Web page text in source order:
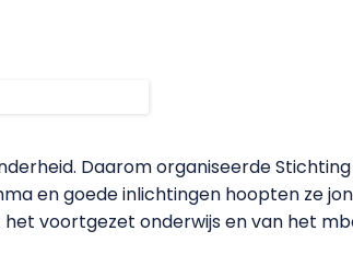
Daarom organiseerde
en goede inlichtingen hoopten ze
voortgezet onderwijs en van het